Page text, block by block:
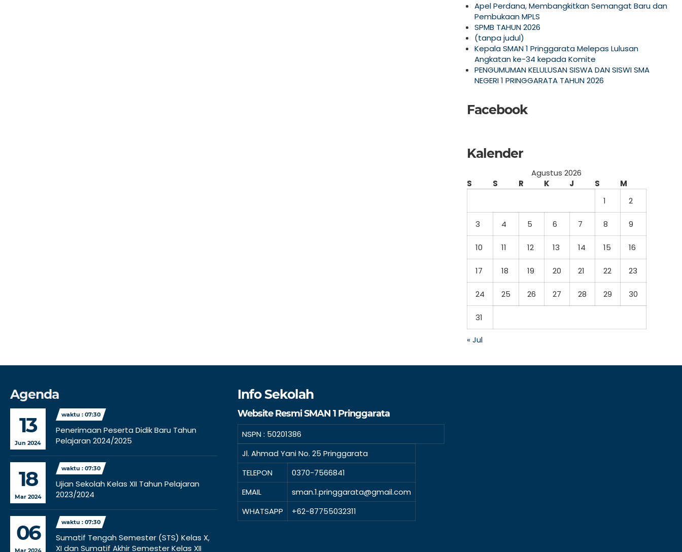
Apel Perdana, Membangkitkan Semangat Baru dan
Pembukaan MPLS
SPMB TAHUN 2026
(tanpa judul)
Kepala SMAN 1 Pringgarata Melepas Lulusan
Angkatan ke-34 kepada Komite
PENGUMUMAN KELULUSAN SISWA DAN SISWI SMA
NEGERI 1 PRINGGARATA TAHUN 2026
Facebook
Kalender
Agustus 2026
S
S R K J S
M
1
2
3 4 5 6 7 8 9
10 11 12 13 14 15 16
17 18 19 20 21 22 23
24 25 26 27 28 29 30
31
« Jul
Agenda
13
Jun 2024
waktu : 07:30
Penerimaan Peserta Didik Baru Tahun
Pelajaran 2024/2025
18
Mar 2024
waktu : 07:30
Ujian Sekolah Kelas XII Tahun Pelajaran
2023/2024
06
Mar 2024
waktu : 07:30
Sumatif Tengah Semester (STS) Kelas X,
XI dan Sumatif Akhir Semester Kelas XII
Info Sekolah
Website Resmi SMAN 1 Pringgarata
NSPN : 50201386
Jl. Ahmad Yani No. 25 Pringgarata
TELEPON
0370-7566841
EMAIL
sman.1.pringgarata@gmail.com
WHATSAPP
+62-87755032311